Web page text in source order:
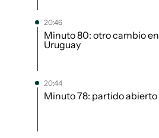
20:46
Minuto 80: otro cambio en
Uruguay
20:44
Minuto 78: partido abierto